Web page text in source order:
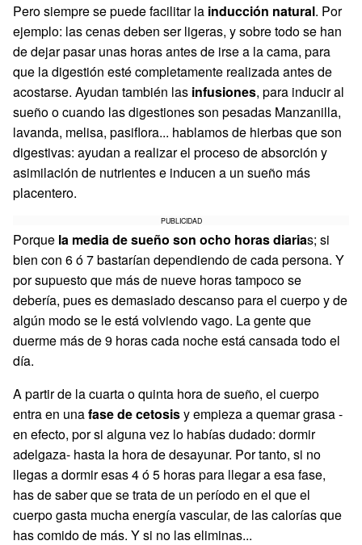
Pero siempre se puede facilitar la inducción natural. Por
ejemplo: las cenas deben ser ligeras, y sobre todo se han
de dejar pasar unas horas antes de irse a la cama, para
que la digestión esté completamente realizada antes de
acostarse. Ayudan también las infusiones, para inducir al
sueño o cuando las digestiones son pesadas Manzanilla,
lavanda, melisa, pasiflora... hablamos de hierbas que son
digestivas: ayudan a realizar el proceso de absorción y
asimilación de nutrientes e inducen a un sueño más
placentero.
PUBLICIDAD
Porque la media de sueño son ocho horas diarias; si
bien con 6 ó 7 bastarían dependiendo de cada persona. Y
por supuesto que más de nueve horas tampoco se
debería, pues es demasiado descanso para el cuerpo y de
algún modo se le está volviendo vago. La gente que
duerme más de 9 horas cada noche está cansada todo el
día.
A partir de la cuarta o quinta hora de sueño, el cuerpo
entra en unafase de cetosisy empieza a quemar grasa -
en efecto, por si alguna vez lo habías dudado: dormir
adelgaza- hasta la hora de desayunar. Por tanto, si no
llegas a dormir esas 4 ó 5 horas para llegar a esa fase,
has de saber que se trata de un período en el que el
cuerpo gasta mucha energía vascular, de las calorías que
has comido de más. Y si no las eliminas...